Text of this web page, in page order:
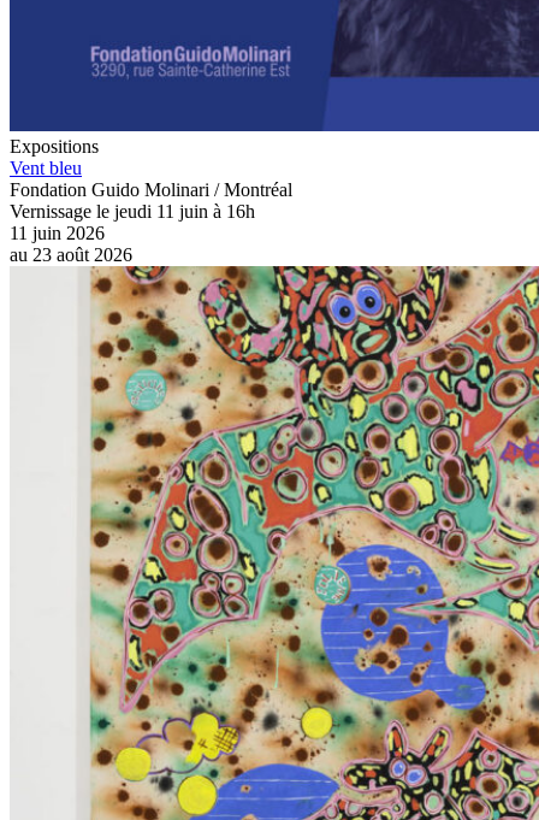
Expositions
Vent bleu
Fondation Guido Molinari / Montréal
Vernissage le jeudi 11 juin à 16h
11 juin 2026
au 23 août 2026